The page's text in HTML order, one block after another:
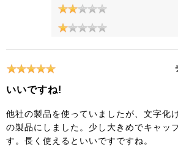
いいですね!
他社の製品を使っていましたが、文字化
の製品にしました。少し大きめでキャッ
す。長く使えるといいですですね。